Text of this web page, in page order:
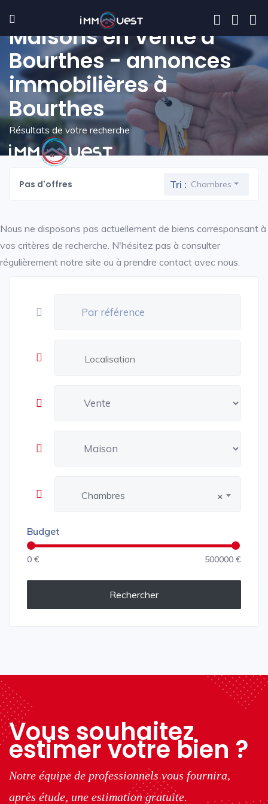
Maisons en Vente à
Bourthes - annonces
immobilières à
Bourthes
Résultats de votre recherche
×
Chambres
Budget
0 € 500000 €
Rechercher
Pas d'offres Tri : Chambres
Nous ne disposons pas actuellement de biens corresponsant à
vos critères de recherche. N'hésitez pas à consulter
régulièrement notre site ou à prendre contact avec nous.
Vous souhaitez
estimer votre bien ?
Notre équipe de professionnels vous fournira,
après étude, une estimation gratuite.